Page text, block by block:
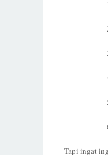
Tapi ingat